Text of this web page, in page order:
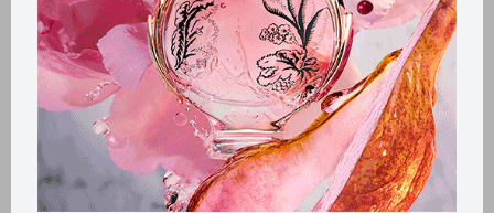
LlegaMAÑANA
Llega MAÑANA